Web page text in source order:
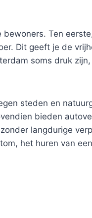
Ten
Dit geeft je de
soms druk
steden en
bieden
langdurige
het huren van